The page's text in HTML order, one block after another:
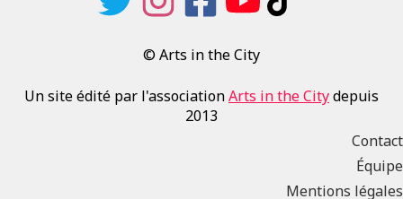
© Arts in the City
Un site édité par l'associationArts in the Citydepuis
2013
Contact
Équipe
Mentions légales